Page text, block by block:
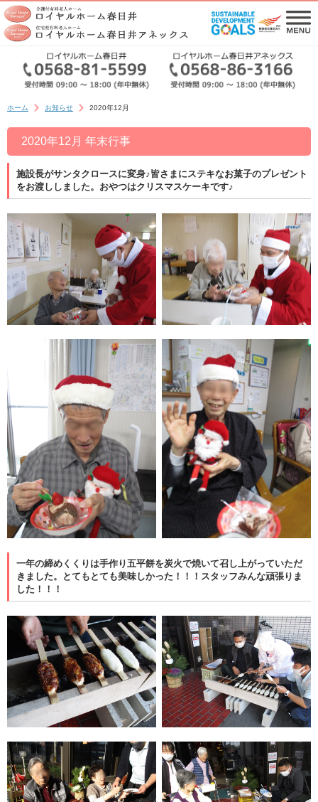
ホーム お知らせ 2020年12月
2020年12月 年末行事
施設長がサンタクロースに変身♪皆さまにステキなお菓子のプレゼント
をお渡ししました。おやつはクリスマスケーキです♪
一年の締めくくりは手作り五平餅を炭火で焼いて召し上がっていただ
きました。とてもとても美味しかった！！！スタッフみんな頑張りま
した！！！